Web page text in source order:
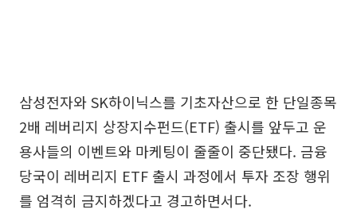
삼성전자와 SK하이닉스를 기초자산으로 한 단일종목
2배 레버리지 상장지수펀드(ETF) 출시를 앞두고 운
용사들의 이벤트와 마케팅이 줄줄이 중단됐다. 금융
당국이 레버리지 ETF 출시 과정에서 투자 조장 행위
를 엄격히 금지하겠다고 경고하면서다.